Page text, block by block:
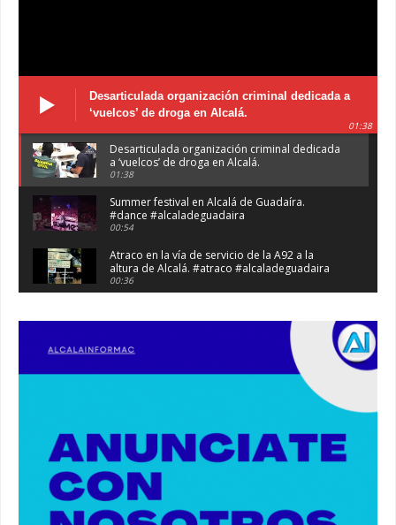
Desarticulada organización criminal dedicada a
‘vuelcos’ de droga en Alcalá.
01:38
Desarticulada organización criminal dedicada
a ‘vuelcos’ de droga en Alcalá.
01:38
Summer festival en Alcalá de Guadaíra.
#dance #alcaladeguadaira
00:54
Atraco en la vía de servicio de la A92 a la
altura de Alcalá. #atraco #alcaladeguadaira
00:36
Alcalá. #policia #narcos
Primeras 191 viviendas VPO en Alcalá de
Guadaíra. #alcaladeguadaira #vivienda #vpo
Premio de Medio Ambiente para el CEIP San
Mateo. #alcaladeguadaira #premios #colegio
03:01
Paseo de caballos. #alcaladeguadaira #ferias